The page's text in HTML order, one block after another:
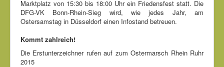
Marktplatz von 15:30 bis 18:00 Uhr ein Friedensfest statt. Die
DFG-VK Bonn-Rhein-Sieg wird, wie jedes Jahr, am
Ostersamstag in Düsseldorf einen Infostand betreuen.
Kommt zahlreich!
Die Erstunterzeichner rufen auf zum Ostermarsch Rhein Ruhr
2015